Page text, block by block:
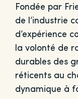
Fondée par
de l’industrie
d’expérience
la volonté de
durables des
réticents au
dynamique à